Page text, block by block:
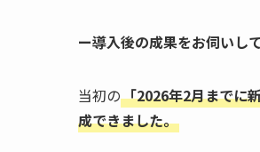
ー導入後の成果をお伺いし
当初の「2026年2月までに
成できました。